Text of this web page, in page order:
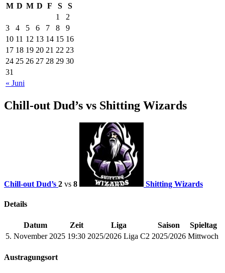
M D M D F S S
« Juni
1
2
3
4 5 6 7 8
9
10 11 12 13 14 15 16
17 18 19 20 21 22 23
24 25 26 27 28 29 30
31
Chill-out Dud’s vs Shitting Wizards
Chill-out Dud’s 2 vs 8 Shitting Wizards
Details
Datum Zeit Liga Saison
Spieltag
5. November 2025 19:30 2025/2026 Liga C2 2025/2026 Mittwoch
Austragungsort